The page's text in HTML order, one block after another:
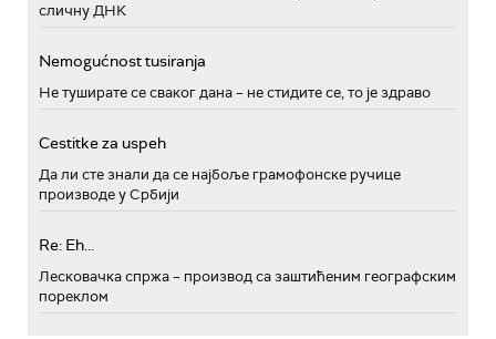
сличну ДНК
Nemogućnost tusiranja
Не туширате се сваког дана – не стидите се, то је здраво
Cestitke za uspeh
Да ли сте знали да се најбоље грамофонске ручице
производе у Србији
Re: Eh...
Лесковачка спржа – производ са заштићеним географским
пореклом